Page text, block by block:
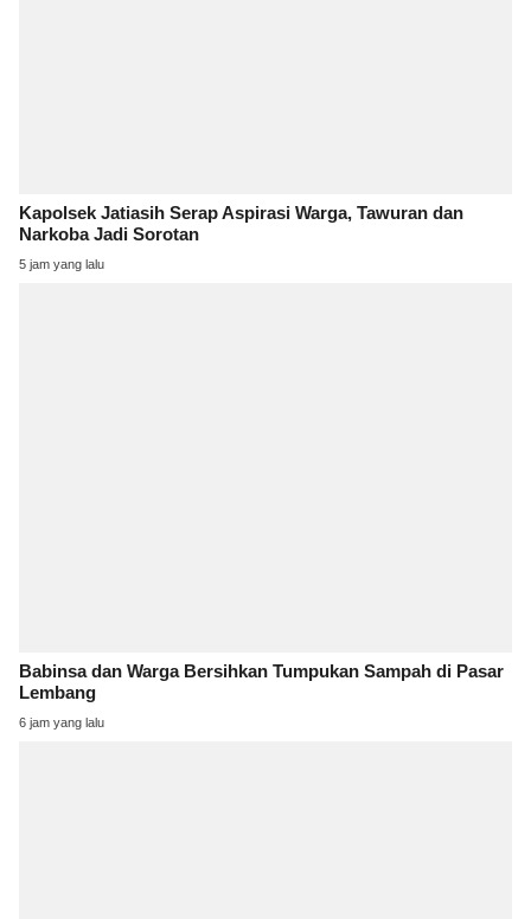
Kapolsek Jatiasih Serap Aspirasi Warga, Tawuran dan
Narkoba Jadi Sorotan
5 jam yang lalu
Babinsa dan Warga Bersihkan Tumpukan Sampah di Pasar
Lembang
6 jam yang lalu